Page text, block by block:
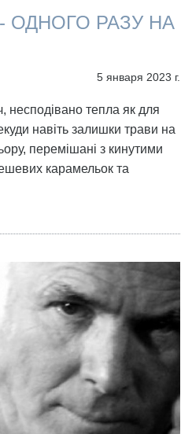
- ОДНОГО РАЗУ НА
5 января 2023 г.
несподівано тепла як для
навіть залишки трави на
перемішані з кинутими
карамельок та